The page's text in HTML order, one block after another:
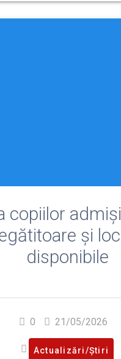
copiilor
și
disponibile
0 21/05/2026
Actualizări/Știri